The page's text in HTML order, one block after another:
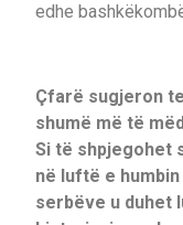
edhe
Çfarë sugjeron
shumë më të
Si të shpjegohet
në luftë e
serbëve u duhet